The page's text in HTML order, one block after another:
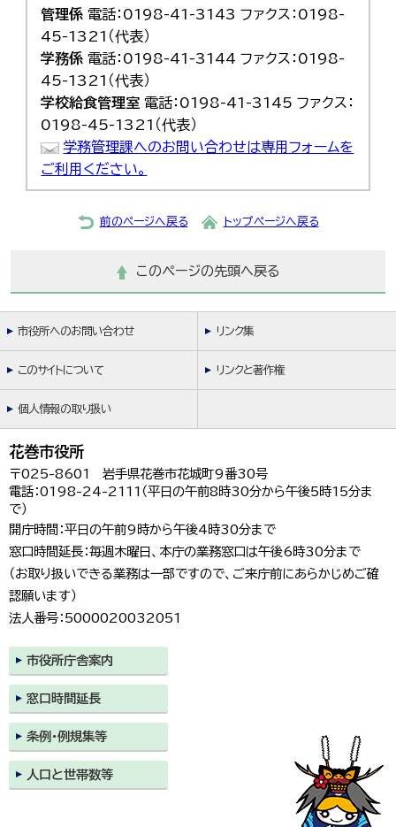
管理係 電話：0198-41-3143 ファクス：0198-
45-1321（代表）
学務係 電話：0198-41-3144 ファクス：0198-
45-1321（代表）
学校給食管理室 電話：0198-41-3145 ファクス：
0198-45-1321（代表）
学務管理課へのお問い合わせは専用フォームを
ご利用ください。
前のページへ戻る トップページへ戻る
このページの先頭へ戻る
市役所へのお問い合わせ リンク集
このサイトについて リンクと著作権
個人情報の取り扱い
花巻市役所
〒025-8601 岩手県花巻市花城町9番30号
電話：0198-24-2111（平日の午前8時30分から午後5時15分ま
で）
開庁時間：平日の午前9時から午後4時30分まで
窓口時間延長：毎週木曜日、本庁の業務窓口は午後6時30分まで
（お取り扱いできる業務は一部ですので、ご来庁前にあらかじめご確
認願います）
法人番号：5000020032051
市役所庁舎案内
窓口時間延長
条例・例規集等
人口と世帯数等